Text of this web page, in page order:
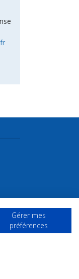
Gérer mes
préférences